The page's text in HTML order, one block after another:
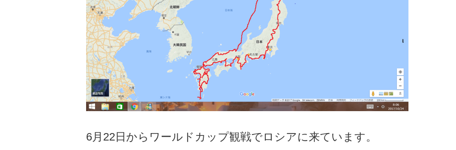
6月22日からワールドカップ観戦でロシアに来ています。